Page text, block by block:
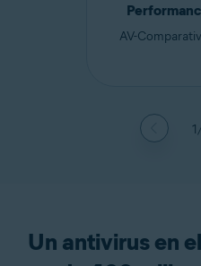
AV-
Un antivirus en